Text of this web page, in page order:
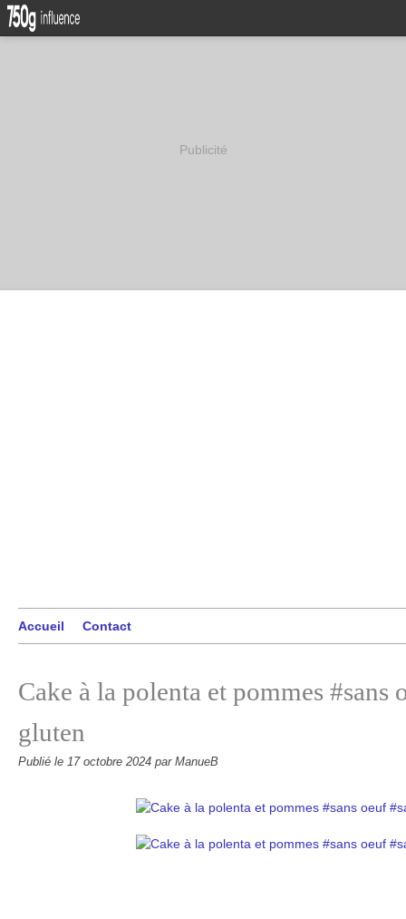
Publicité
Accueil Contact
Cake à la polenta et pommes #sans
gluten
Publié le 17 octobre 2024 par ManueB